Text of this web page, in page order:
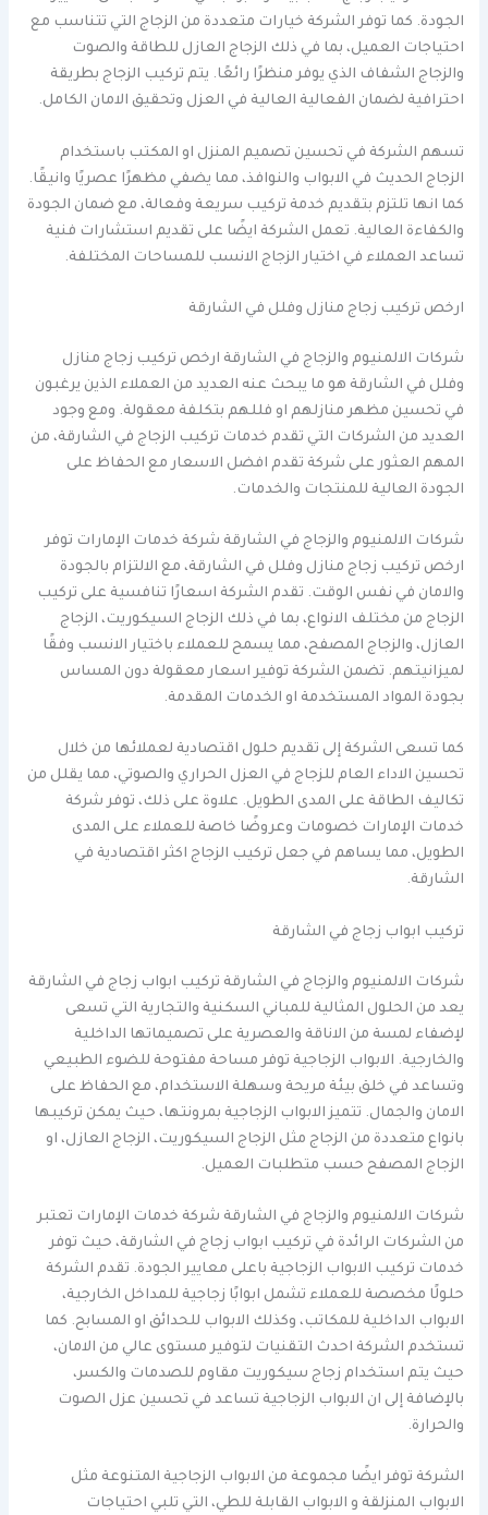
الجودة. كما توفر الشركة خيارات متعددة من الزجاج التي تتناسب مع
احتياجات العميل، بما في ذلك الزجاج العازل للطاقة والصوت
والزجاج الشفاف الذي يوفر منظرًا رائعًا. يتم تركيب الزجاج بطريقة
احترافية لضمان الفعالية العالية في العزل وتحقيق الامان الكامل.
تسهم الشركة في تحسين تصميم المنزل او المكتب باستخدام
الزجاج الحديث في الابواب والنوافذ، مما يضفي مظهرًا عصريًا وانيقًا.
كما انها تلتزم بتقديم خدمة تركيب سريعة وفعالة، مع ضمان الجودة
والكفاءة العالية. تعمل الشركة ايضًا على تقديم استشارات فنية
تساعد العملاء في اختيار الزجاج الانسب للمساحات المختلفة.
ارخص تركيب زجاج منازل وفلل في الشارقة
شركات الالمنيوم والزجاج في الشارقة ارخص تركيب زجاج منازل
وفلل في الشارقة هو ما يبحث عنه العديد من العملاء الذين يرغبون
في تحسين مظهر منازلهم او فللهم بتكلفة معقولة. ومع وجود
العديد من الشركات التي تقدم خدمات تركيب الزجاج في الشارقة، من
المهم العثور على شركة تقدم افضل الاسعار مع الحفاظ على
الجودة العالية للمنتجات والخدمات.
شركات الالمنيوم والزجاج في الشارقة شركة خدمات الإمارات توفر
ارخص تركيب زجاج منازل وفلل في الشارقة، مع الالتزام بالجودة
والامان في نفس الوقت. تقدم الشركة اسعارًا تنافسية على تركيب
الزجاج من مختلف الانواع، بما في ذلك الزجاج السيكوريت، الزجاج
العازل، والزجاج المصفح، مما يسمح للعملاء باختيار الانسب وفقًا
لميزانيتهم. تضمن الشركة توفير اسعار معقولة دون المساس
بجودة المواد المستخدمة او الخدمات المقدمة.
كما تسعى الشركة إلى تقديم حلول اقتصادية لعملائها من خلال
تحسين الاداء العام للزجاج في العزل الحراري والصوتي، مما يقلل من
تكاليف الطاقة على المدى الطويل. علاوة على ذلك، توفر شركة
خدمات الإمارات خصومات وعروضًا خاصة للعملاء على المدى
الطويل، مما يساهم في جعل تركيب الزجاج اكثر اقتصادية في
الشارقة.
تركيب ابواب زجاج في الشارقة
شركات الالمنيوم والزجاج في الشارقة تركيب ابواب زجاج في الشارقة
يعد من الحلول المثالية للمباني السكنية والتجارية التي تسعى
لإضفاء لمسة من الاناقة والعصرية على تصميماتها الداخلية
والخارجية. الابواب الزجاجية توفر مساحة مفتوحة للضوء الطبيعي
وتساعد في خلق بيئة مريحة وسهلة الاستخدام، مع الحفاظ على
الامان والجمال. تتميز الابواب الزجاجية بمرونتها، حيث يمكن تركيبها
بانواع متعددة من الزجاج مثل الزجاج السيكوريت، الزجاج العازل، او
الزجاج المصفح حسب متطلبات العميل.
شركات الالمنيوم والزجاج في الشارقة شركة خدمات الإمارات تعتبر
من الشركات الرائدة في تركيب ابواب زجاج في الشارقة، حيث توفر
خدمات تركيب الابواب الزجاجية باعلى معايير الجودة. تقدم الشركة
حلولًا مخصصة للعملاء تشمل ابوابًا زجاجية للمداخل الخارجية،
الابواب الداخلية للمكاتب، وكذلك الابواب للحدائق او المسابح. كما
تستخدم الشركة احدث التقنيات لتوفير مستوى عالي من الامان،
حيث يتم استخدام زجاج سيكوريت مقاوم للصدمات والكسر،
بالإضافة إلى ان الابواب الزجاجية تساعد في تحسين عزل الصوت
والحرارة.
الشركة توفر ايضًا مجموعة من الابواب الزجاجية المتنوعة مثل
الابواب المنزلقة و الابواب القابلة للطي، التي تلبي احتياجات